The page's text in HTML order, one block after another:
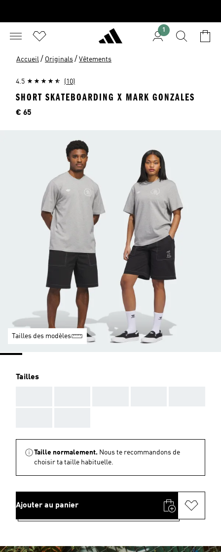
1
Accueil / Originals / Vêtements
4.5 (10)
SHORT SKATEBOARDING X MARK GONZALES
Price
€ 65
Tailles des modèles
Tailles
Taille normalement. Nous te recommandons de
choisir ta taille habituelle.
Ajouter au panier